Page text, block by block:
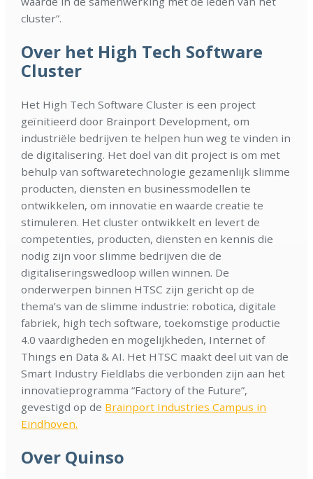
cluster”.
Over het High Tech Software
Cluster
Het High Tech Software Cluster is een project
geïnitieerd door Brainport Development, om
industriële bedrijven te helpen hun weg te vinden in
de digitalisering. Het doel van dit project is om met
behulp van softwaretechnologie gezamenlijk slimme
producten, diensten en businessmodellen te
ontwikkelen, om innovatie en waarde creatie te
stimuleren. Het cluster ontwikkelt en levert de
competenties, producten, diensten en kennis die
nodig zijn voor slimme bedrijven die de
digitaliseringswedloop willen winnen. De
onderwerpen binnen HTSC zijn gericht op de
thema’s van de slimme industrie: robotica, digitale
fabriek, high tech software, toekomstige productie
4.0 vaardigheden en mogelijkheden, Internet of
Things en Data & AI. Het HTSC maakt deel uit van de
Smart Industry Fieldlabs die verbonden zijn aan het
innovatieprogramma “Factory of the Future”,
gevestigd op de Brainport Industries Campus in
Eindhoven.
Over Quinso